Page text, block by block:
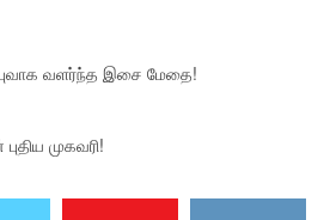
வளர்ந்த இசை மேதை!
முகவரி!